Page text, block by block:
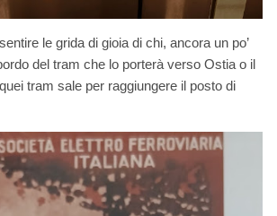
le grida di gioia di chi, ancora un po’
del tram che lo porterà verso Ostia o il
tram sale per raggiungere il posto di